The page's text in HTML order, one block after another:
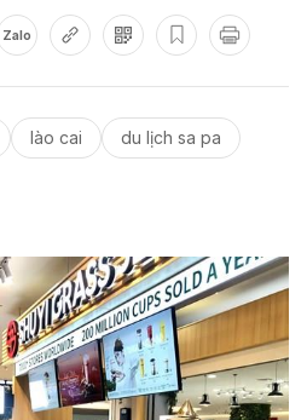
Zalo
lào cai du lịch sa pa